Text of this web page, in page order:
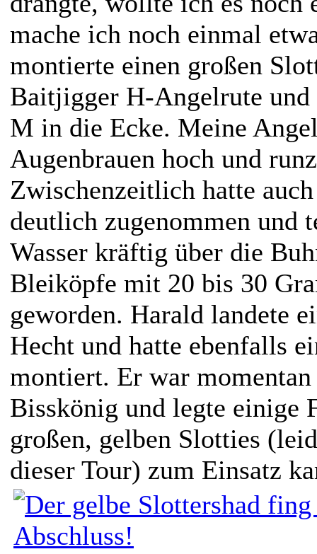
mache ich noch einmal
montierte einen großen
Baitjigger H-Angelrute
M in die Ecke. Meine
Augenbrauen hoch und
Zwischenzeitlich hatte
deutlich zugenommen und
Wasser kräftig über die
Bleiköpfe mit 20 bis 30
geworden. Harald landete
Hecht und hatte ebenfalls
montiert. Er war
Bisskönig und legte einige
großen, gelben Slotties
dieser Tour) zum Einsatz